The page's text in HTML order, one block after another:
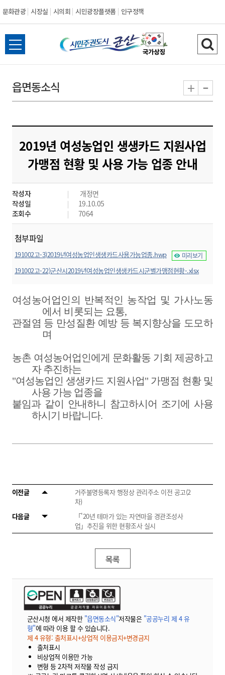
문화관광 시장실 시의회 시민광장플랫폼 인구정책
시
민
도
시
군
산
전
체
뉴
열
검
색
기
읍면동소식 + -
2019년 여성농업인 생생카드 지원사업
가맹점 현황 및 사용 가능 업종 안내
작성자
개정면
작성일
19.10.05
조회수
7064
첨부파일
191002고-3)2019년여성농업인생생카드사용가능업종.hwp 미리보기
191002고-22)군산시2019년여성농업인생생카드시군별가맹점현황-.xlsx
여성농어업인의 반복적인 농작업 및 가사노동
에서 비롯되는 요통,
관절염 등 만성질환 예방 등 복지향상을 도모하
며
농촌 여성농어업인에게 문화활동 기회 제공하고
자 추진하는
"여성농업인 생생카드 지원사업" 가맹점 현황 및
사용 가능 업종을
붙임과 같이 안내하니 참고하시어 조기에 사용
하시기 바랍니다.
이전글
거주불명등록자 행정상 관리주소 이전 공고(2
차)
다음글
「'20년 테마가 있는 자연마을 경관조성사
업」추진을 위한 현황조사 실시
목록
군산시청 에서 제작한 "읍면동소식"저작물은 "공공누리 제 4 유
형"에 따라 이용 할 수 있습니다.
제 4 유형: 출처표시+상업적 이용금지+변경금지
출처표시
비상업적 이용만 가능
변형 등 2차적 저작물 작성 금지